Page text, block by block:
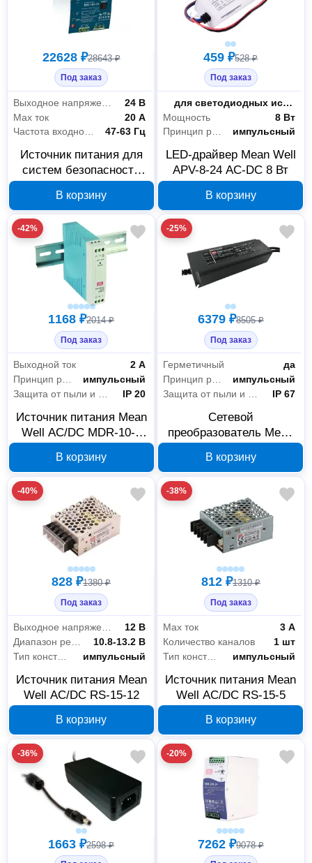
22628 ₽28643 ₽
Под заказ
24 В
Max ток
20 А
Частота входной сети
47-63 Гц
Источник питания для
систем безопасности
В корзину
459 ₽528 ₽
Под заказ
Назначение
для светодиодных источников света постоянного напряжения
Мощность
8 Вт
Принцип работы
импульсный
LED-драйвер Mean Well
APV-8-24 AC-DC 8 Вт
В корзину
-42%
1168 ₽2014 ₽
Под заказ
Выходной ток
2 А
Принцип работы
импульсный
IP 20
Источник питания Mean
Well AC/DC MDR-10-5
В корзину
-25%
6379 ₽8505 ₽
Под заказ
Герметичный
да
Принцип работы
импульсный
IP 67
Сетевой
преобразователь Mean
AC-DC
В корзину
-40%
828 ₽1380 ₽
Под заказ
Выходное напряжение
12 В
10.8-13.2 В
Тип конструкции
импульсный
Источник питания Mean
Well AC/DC RS-15-12
В корзину
-38%
812 ₽1310 ₽
Под заказ
Max ток
3 А
Количество каналов
1 шт
Тип конструкции
импульсный
Источник питания Mean
Well AC/DC RS-15-5
В корзину
-36%
1663 ₽2598 ₽
-20%
7262 ₽9078 ₽